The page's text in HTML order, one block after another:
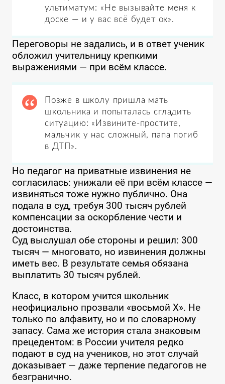
ультиматум: «Не вызывайте меня к
доске — и у вас всё будет ок».
Переговоры не задались, и в ответ ученик
обложил учительницу крепкими
выражениями — при всём классе.
Позже в школу пришла мать
школьника и попыталась сгладить
ситуацию: «Извините-простите,
мальчик у нас сложный, папа погиб
в ДТП».
Но педагог на приватные извинения не
согласилась: унижали её при всём классе —
извиняться тоже нужно публично. Она
подала в суд, требуя 300 тысяч рублей
компенсации за оскорбление чести и
достоинства.
Суд выслушал обе стороны и решил: 300
тысяч — многовато, но извинения должны
иметь вес. В результате семья обязана
выплатить 30 тысяч рублей.
Класс, в котором учится школьник
неофициально прозвали «восьмой Х». Не
только по алфавиту, но и по словарному
запасу. Сама же история стала знаковым
прецедентом: в России учителя редко
подают в суд на учеников, но этот случай
доказывает — даже терпение педагогов не
безгранично.